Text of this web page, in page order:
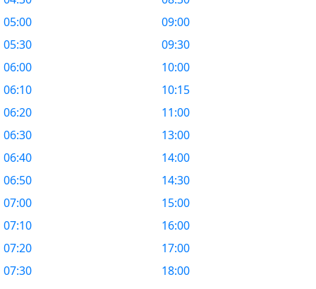
05:00
05:30
06:00
06:10
06:20
06:30
06:40
06:50
07:00
07:10
07:20
07:30
09:00
09:30
10:00
10:15
11:00
13:00
14:00
14:30
15:00
16:00
17:00
18:00